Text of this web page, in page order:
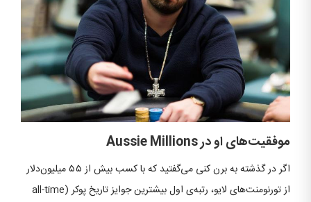
موفقیت‌های او درAussie Millions
اگر در گذشته به برن کنی می‌گفتید که با کسب بیش از ۵۵ میلیون‌دلار
از تورنومنت‌های لایو، رتبه‌ی اول بیشترین جوایز تاریخ پوکر (all-time